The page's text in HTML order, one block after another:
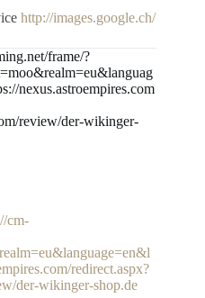
http://images.google.ch/
frame/?
nexus.astroempires.com
review/der-wikinger-
cm-
redirect.aspx?
der-wikinger-shop.de